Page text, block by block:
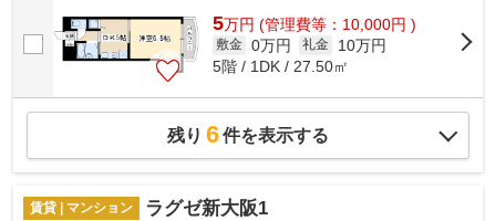
5万円 (管理費等：10,000円 )
敷金 0万円 礼金
10万円
5階 / 1DK / 27.50㎡
残り 6件を表示する
賃貸 | マンション ラグゼ新大阪1